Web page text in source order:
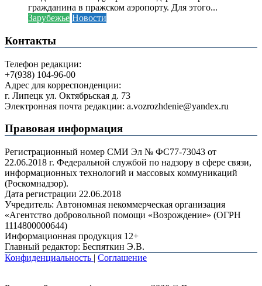
гражданина в пражском аэропорту. Для этого...
Зарубежье Новости
Контакты
Телефон редакции:
+7(938) 104-96-00
Адрес для корреспонденции:
г. Липецк ул. Октябрьская д. 73
Электронная почта редакции: a.vozrozhdenie@yandex.ru
Правовая информация
Регистрационный номер СМИ Эл № ФС77-73043 от
22.06.2018 г. Федеральной службой по надзору в сфере связи,
информационных технологий и массовых коммуникаций
(Роскомнадзор).
Дата регистрации 22.06.2018
Учредитель: Автономная некоммерческая организация
«Агентство добровольной помощи «Возрождение» (ОГРН
1114800000644)
Информационная продукция 12+
Главный редактор: Беспяткин Э.В.
Конфиденциальность | Соглашение